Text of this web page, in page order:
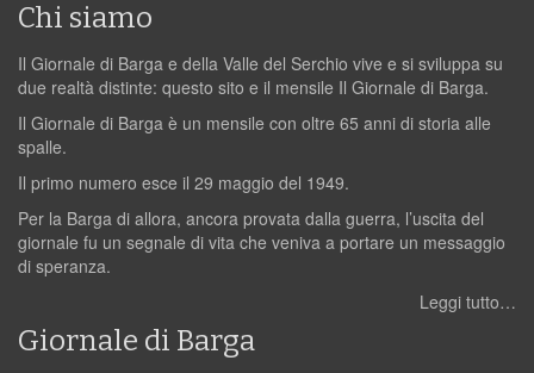
Chi siamo
Il Giornale di Barga e della Valle del Serchio vive e si sviluppa su
due realtà distinte: questo sito e il mensile Il Giornale di Barga.
Il Giornale di Barga è un mensile con oltre 65 anni di storia alle
spalle.
Il primo numero esce il 29 maggio del 1949.
Per la Barga di allora, ancora provata dalla guerra, l’uscita del
giornale fu un segnale di vita che veniva a portare un messaggio
di speranza.
Leggi tutto…
Giornale di Barga